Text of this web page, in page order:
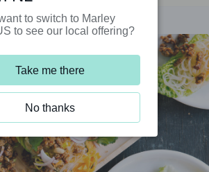
to switch to Marley
to see our local offering?
Take me there
No thanks